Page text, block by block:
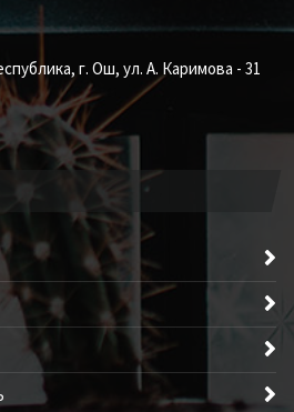
г. Ош, ул. А. Каримова - 31